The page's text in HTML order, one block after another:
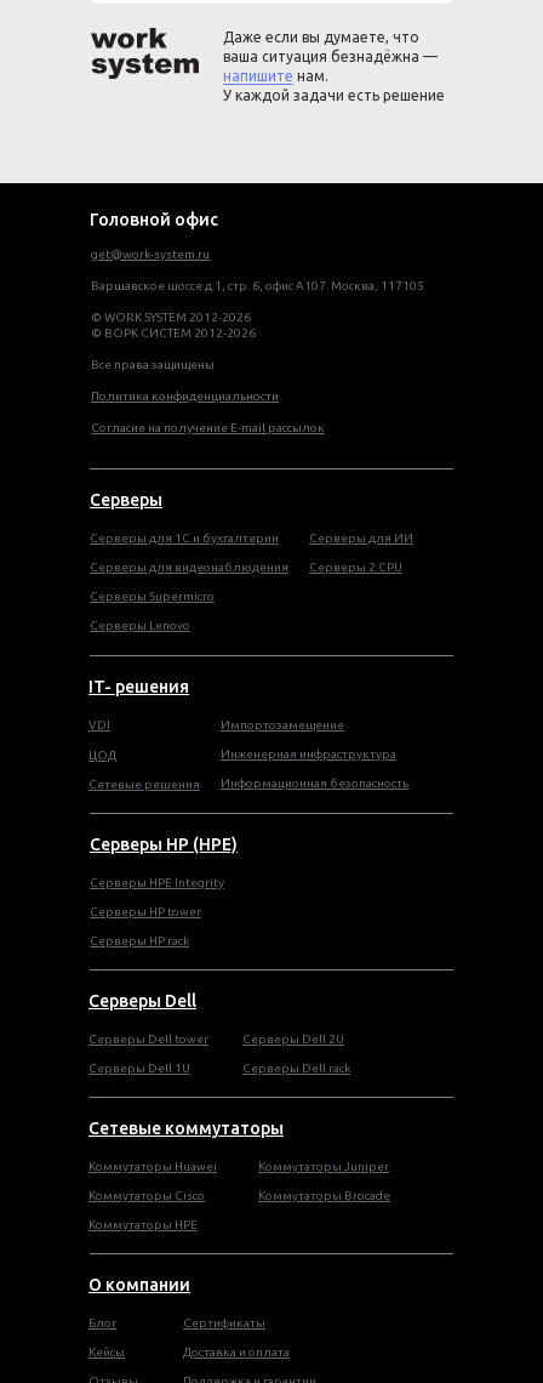
Даже если вы думаете, что
ваша ситуация безнадёжна —
напишите нам.
У каждой задачи есть решение
get@work-system.ru
Варшавское шоссе д.1, стр. 6, офис А107. Москва, 117105
© WORK SYSTEM 2012-2026
© ВОРК СИСТЕМ 2012-2026
Все права защищены
Политика конфиденциальности
Согласие на получение E-mail рассылок
Головной офис
Серверы
О компании
Серверы HP (HPE)
Серверы Dell
Сетевые коммутаторы
Серверы для 1С и бухгалтерии
Серверы для видеонаблюдения
Серверы Supermicro
Серверы HPE Integrity
Cерверы HP tower
Cерверы HP rack
Серверы Lenovo
Серверы для ИИ
Серверы 2 CPU
Cерверы Dell tower
Серверы Dell 1U
Серверы Dell 2U
Серверы Dell rack
VDI
ЦОД
Сетевые решения
Импортозамещение
Инженерная инфраструктура
Информационная безопасность
IT- решения
Блог
Кейсы
Сертификаты
Доставка и оплата
Коммутаторы Huawei
Коммутаторы Cisco
Коммутаторы HPE
Коммутаторы Juniper
Коммутаторы Brocade